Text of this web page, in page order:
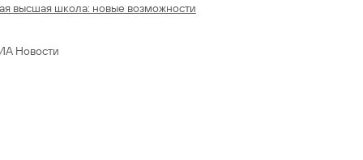
высшая школа: новые возможности
Новости